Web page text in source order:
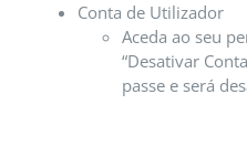
Conta de Utilizador
Aceda ao seu
“Desativar
passe e será